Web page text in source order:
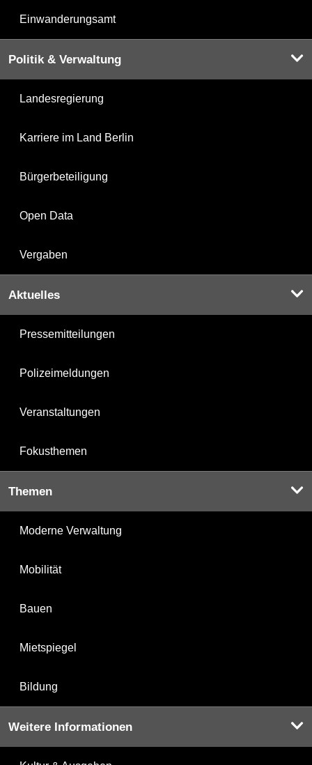
Einwanderungsamt
Politik & Verwaltung
Landesregierung
Karriere im Land Berlin
Bürgerbeteiligung
Open Data
Vergaben
Aktuelles
Pressemitteilungen
Polizeimeldungen
Veranstaltungen
Fokusthemen
Themen
Moderne Verwaltung
Mobilität
Bauen
Mietspiegel
Bildung
Weitere Informationen